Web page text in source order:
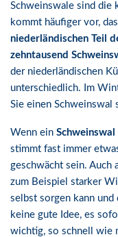
Schweinswale sind die
kommt häufiger vor,
niederländischen Teil
zehntausend
der niederländischen
unterschiedlich. Im
Sie einen Schweinswal
Wenn ein Schweinswal
stimmt fast immer
geschwächt sein. Auch
zum Beispiel starker
selbst sorgen kann und
keine gute Idee, es
wichtig, so schnell wie